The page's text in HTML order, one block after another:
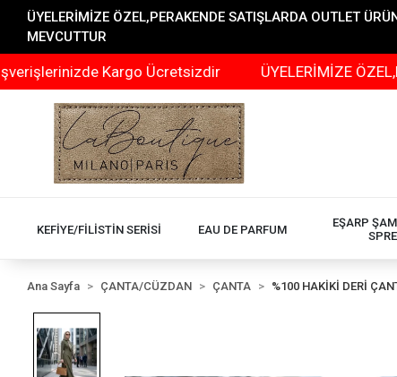
ÜYELERİMİZE ÖZEL,PERAKENDE SATIŞLARDA OUTLET
MEVCUTTUR
Kargo Ücretsizdir ÜYELERİMİZE
KEFİYE/FİLİSTİN SERİSİ EAU DE PARFUM
EŞARP
Ana Sayfa ÇANTA/CÜZDAN ÇANTA %100 HAKİKİ DERİ